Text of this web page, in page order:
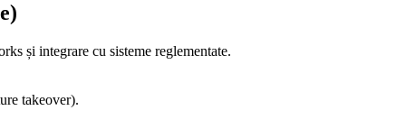
și integrare cu sisteme reglementate.
takeover).